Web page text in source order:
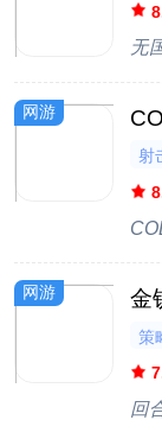
无
网游
射
第
网游 金
策
多